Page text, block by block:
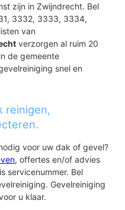
zijn in Zwijndrecht. Bel
3332, 3333, 3334,
van
verzorgen al ruim 20
de gemeente
snel en
reinigen,
voor uw dak of gevel?
, offertes en/of advies
servicenummer. Bel
Gevelreiniging
u klaar.